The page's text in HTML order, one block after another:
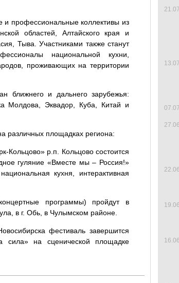
и профессиональные коллективы из
областей, Алтайского края и
Тыва. Участниками также станут
национальной кухни,
проживающих на территории
ближнего и дальнего зарубежья:
Молдова, Эквадор, Куба, Китай и
различных площадках региона:
Кольцово» р.п. Кольцово состоится
гуляние «Вместе мы – Россия!»
кухня, интерактивная
программы) пройдут в
в г. Обь, в Чулымском районе.
фестиваль завершится
сила» на сценической площадке
21.07
13.07
07.07
27.06
22.06
19.06
16.06